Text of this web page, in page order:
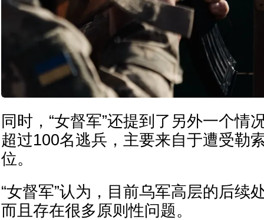
同时，“女督军”还提到了另外一个情
超过100名逃兵，主要来自于遭受勒
位。
“女督军”认为，目前乌军高层的后续
而且存在很多原则性问题。